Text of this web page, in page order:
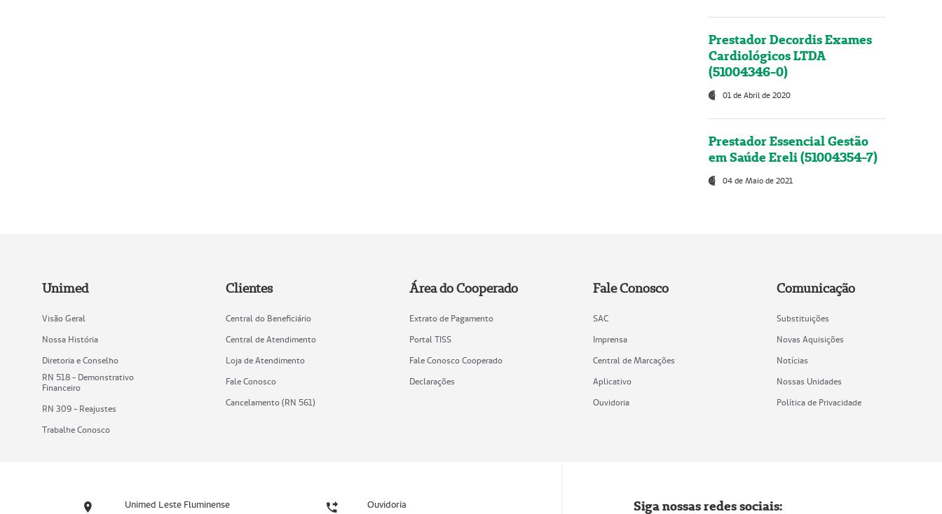
Prestador Decordis Exames
Cardiológicos LTDA
(51004346-0)
01 de Abril de 2020
Prestador Essencial Gestão
em Saúde Ereli (51004354-7)
04 de Maio de 2021
Unimed
Visão Geral
Nossa História
Diretoria e Conselho
RN 518 - Demonstrativo
Financeiro
RN 309 - Reajustes
Trabalhe Conosco
Clientes
Central do Beneficiário
Central de Atendimento
Loja de Atendimento
Fale Conosco
Cancelamento (RN 561)
Área do Cooperado
Extrato de Pagamento
Portal TISS
Fale Conosco Cooperado
Declarações
Fale Conosco
SAC
Imprensa
Central de Marcações
Aplicativo
Ouvidoria
Comunicação
Substituições
Novas Aquisições
Notícias
Nossas Unidades
Política de Privacidade
Unimed Leste Fluminense Ouvidoria Siga nossas redes sociais: